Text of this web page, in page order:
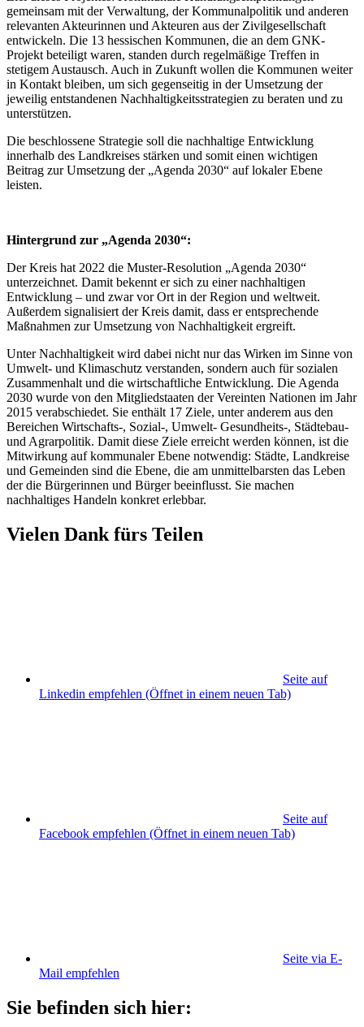
gemeinsam mit der Verwaltung, der Kommunalpolitik und anderen
relevanten Akteurinnen und Akteuren aus der Zivilgesellschaft
entwickeln. Die 13 hessischen Kommunen, die an dem GNK-
Projekt beteiligt waren, standen durch regelmäßige Treffen in
stetigem Austausch. Auch in Zukunft wollen die Kommunen weiter
in Kontakt bleiben, um sich gegenseitig in der Umsetzung der
jeweilig entstandenen Nachhaltigkeitsstrategien zu beraten und zu
unterstützen.
Die beschlossene Strategie soll die nachhaltige Entwicklung
innerhalb des Landkreises stärken und somit einen wichtigen
Beitrag zur Umsetzung der „Agenda 2030“ auf lokaler Ebene
leisten.
Hintergrund zur „Agenda 2030“:
Der Kreis hat 2022 die Muster-Resolution „Agenda 2030“
unterzeichnet. Damit bekennt er sich zu einer nachhaltigen
Entwicklung – und zwar vor Ort in der Region und weltweit.
Außerdem signalisiert der Kreis damit, dass er entsprechende
Maßnahmen zur Umsetzung von Nachhaltigkeit ergreift.
Unter Nachhaltigkeit wird dabei nicht nur das Wirken im Sinne von
Umwelt- und Klimaschutz verstanden, sondern auch für sozialen
Zusammenhalt und die wirtschaftliche Entwicklung. Die Agenda
2030 wurde von den Mitgliedstaaten der Vereinten Nationen im Jahr
2015 verabschiedet. Sie enthält 17 Ziele, unter anderem aus den
Bereichen Wirtschafts-, Sozial-, Umwelt- Gesundheits-, Städtebau-
und Agrarpolitik. Damit diese Ziele erreicht werden können, ist die
Mitwirkung auf kommunaler Ebene notwendig: Städte, Landkreise
und Gemeinden sind die Ebene, die am unmittelbarsten das Leben
der die Bürgerinnen und Bürger beeinflusst. Sie machen
nachhaltiges Handeln konkret erlebbar.
Vielen Dank fürs Teilen
Seite auf
Linkedin empfehlen (Öffnet in einem neuen Tab)
Seite auf
Facebook empfehlen (Öffnet in einem neuen Tab)
Seite via E-
Mail empfehlen
Sie befinden sich hier: